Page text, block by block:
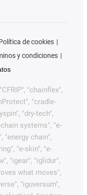
de cookies
y condiciones
"chainflex",
"cradle-
"dry-tech",
systems", "e-
"energy chain",
"e-skin", "e-
"igear", "iglidur",
what moves",
"iguversum",